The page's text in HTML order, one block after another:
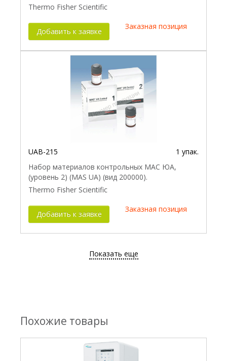
Thermo Fisher Scientific
Добавить к заявке
Заказная позиция
UAB-215
1 упак.
Набор материалов контрольных МАС ЮА,
(уровень 2) (MAS UA) (вид 200000).
Thermo Fisher Scientific
Добавить к заявке
Заказная позиция
Показать еще
Похожие товары